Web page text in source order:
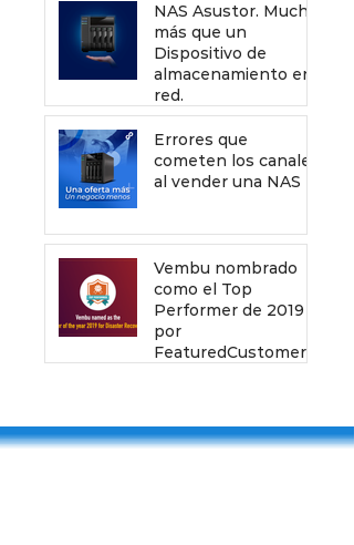
NAS Asustor. Mucho
más que un
Dispositivo de
almacenamiento en
red.
Errores que
cometen los canales
al vender una NAS
Vembu nombrado
como el Top
Performer de 2019
por
FeaturedCustomers